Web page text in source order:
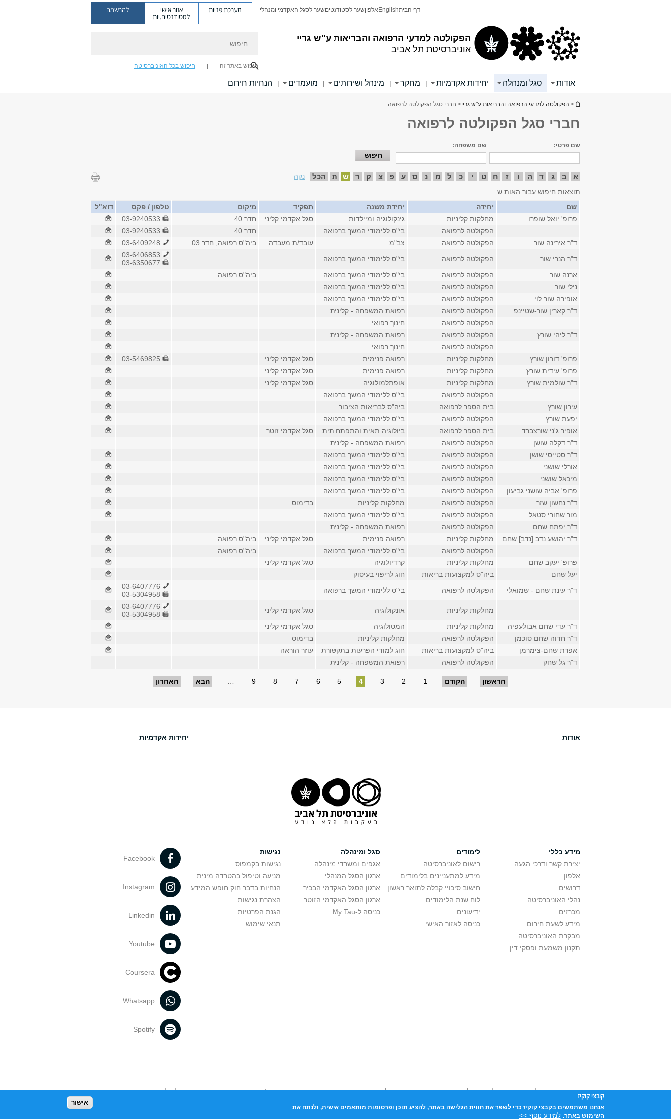
הפקולטה למדעי הרפואה והבריאות ע"ש גריי
אוניברסיטת תל אביב
דף הביתEnglish אלפוןשער לסטודנטיםשער לסגל האקדמי ומנהלי מערכת פניות אזור אישי
לסטודנטים.יות
להרשמה
חיפוש באתר זה חיפוש בכל האוניברסיטה
אודות סגל ומנהלה יחידות אקדמיות | מחקר | מינהל ושירותים | מועמדים | הנחיות חירום
הינך נמצא כאן
> הפקולטה למדעי הרפואה והבריאות ע"ש גריי> חברי סגל הפקולטה לרפואה
חברי סגל הפקולטה לרפואה
שם פרטי: שם משפחה:
א ב ג ד ה ו ז ח ט י כ ל מ נ ס ע פ צ ק ר ש ת הכל
נקה
תוצאות חיפוש עבור האות ש
שם
יחידה יחידת משנה תפקיד מיקום טלפון / פקס
דוא"ל
פרופ' יואל שופרו
מחלקות קליניות גינקולוגיה ומיילדות סגל אקדמי קליני חדר 40
הפקולטה לרפואה
בי"ס ללימודי המשך ברפואה חדר 40
ד"ר אירינה שור
הפקולטה לרפואה צב"מ עובד/ת מעבדה ביה"ס רפואה, חדר 03
ד"ר הנרי שור
הפקולטה לרפואה בי"ס ללימודי המשך ברפואה
ארנה שור
הפקולטה לרפואה בי"ס ללימודי המשך ברפואה
ביה"ס רפואה
נילי שור
הפקולטה לרפואה
בי"ס ללימודי המשך ברפואה
אופירה שור לוי
הפקולטה לרפואה
בי"ס ללימודי המשך ברפואה
ד"ר קארין שור-שטיינפ
הפקולטה לרפואה
רפואת המשפחה - קלינית
הפקולטה לרפואה
חינוך רפואי
ד"ר ליהי שורץ
הפקולטה לרפואה
רפואת המשפחה - קלינית
הפקולטה לרפואה
חינוך רפואי
פרופ' דורון שורץ
מחלקות קליניות רפואה פנימית סגל אקדמי קליני
פרופ' עידית שורץ
מחלקות קליניות רפואה פנימית
סגל אקדמי קליני
ד"ר שולמית שורץ
מחלקות קליניות אופתלמולוגיה
סגל אקדמי קליני
הפקולטה לרפואה
בי"ס ללימודי המשך ברפואה
עירון שורץ
בית הספר לרפואה
ביה"ס לבריאות הציבור
יפעת שורץ
הפקולטה לרפואה
בי"ס ללימודי המשך ברפואה
אופיר ג'ני שורצברד
בית הספר לרפואה ביולוגיה תאית והתפתחותית
סגל אקדמי זוטר
ד"ר דקלה שושן
הפקולטה לרפואה
רפואת המשפחה - קלינית
ד"ר סטייסי שושן
הפקולטה לרפואה
בי"ס ללימודי המשך ברפואה
אורלי שושני
הפקולטה לרפואה
בי"ס ללימודי המשך ברפואה
מיכאל שושני
הפקולטה לרפואה
בי"ס ללימודי המשך ברפואה
פרופ' אביה שושני גביעון
הפקולטה לרפואה
בי"ס ללימודי המשך ברפואה
ד"ר נחשון שזר
הפקולטה לרפואה מחלקות קליניות
בדימוס
מור שחורי סטאל
הפקולטה לרפואה
בי"ס ללימודי המשך ברפואה
ד"ר יפתח שחם
הפקולטה לרפואה
רפואת המשפחה - קלינית
ד"ר יהושע נדב [נדב] שחם
מחלקות קליניות רפואה פנימית סגל אקדמי קליני
ביה"ס רפואה
הפקולטה לרפואה
בי"ס ללימודי המשך ברפואה
ביה"ס רפואה
פרופ' יעקב שחם
מחלקות קליניות קרדיולוגיה
סגל אקדמי קליני
יעל שחם
ביה"ס למקצועות בריאות
חוג לריפוי בעיסוק
ד"ר עינת שחם - שמואלי
הפקולטה לרפואה בי"ס ללימודי המשך ברפואה
מחלקות קליניות
אונקולוגיה סגל אקדמי קליני
ד"ר עדי שחם אבולעפיה
מחלקות קליניות המטולוגיה
סגל אקדמי קליני
ד"ר חדוה שחם סוכמן
הפקולטה לרפואה מחלקות קליניות
בדימוס
אפרת שחם-צימרמן
ביה"ס למקצועות בריאות חוג למודי הפרעות בתקשורת
עוזר הוראה
ד"ר גל שחק
הפקולטה לרפואה רפואת המשפחה - קלינית
הראשון הקודם 1
2
3
4
5
6
7
8
9 הבא האחרון
אודות יחידות אקדמיות
מידע כללי
יצירת קשר ודרכי הגעה
אלפון
דרושים
נהלי האוניברסיטה
מכרזים
מידע לשעת חירום
מבקרת האוניברסיטה
תקנון משמעת ופסקי דין
לימודים
רישום לאוניברסיטה
מידע למתעניינים בלימודים
חישוב סיכויי קבלה לתואר ראשון
לוח שנת הלימודים
ידיעונים
כניסה לאזור האישי
סגל ומינהלה
אגפים ומשרדי מינהלה
ארגון הסגל המנהלי
ארגון הסגל האקדמי הבכיר
ארגון הסגל האקדמי הזוטר
כניסה ל-My Tau
נגישות
נגישות בקמפוס
מניעה וטיפול בהטרדה מינית
הנחיות בדבר חוק חופש המידע
הצהרת נגישות
הגנת הפרטיות
תנאי שימוש
Facebook
Instagram
Linkedin
Youtube
Coursera
Whatsapp
Spotify
אוניברסיטת תל אביב עושה כל מאמץ לכבד זכויות יוצרים. אם בבעלותך זכויות יוצרים בתכנים שנמצאים פה ו/או השימוש שנעשה בתכנים אלה לדעתך מפר זכויות
שנעשה בתכנים אלה לדעתך מפר זכויות
אוניברסיטת תל-אביב, ת.ד. 39040, תל-אביב 6997801
קובצי קוקיז
אנחנו משתמשים בקבצי קוקיז כדי לשפר את חווית הגלישה באתר, להציע תוכן ופרסומות מותאמים אישית, ולנתח את
השימוש באתר. למידע נוסף >>
אישור